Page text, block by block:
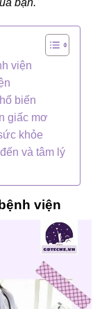
viện
biến
giấc mơ
khỏe
và tâm lý
viện